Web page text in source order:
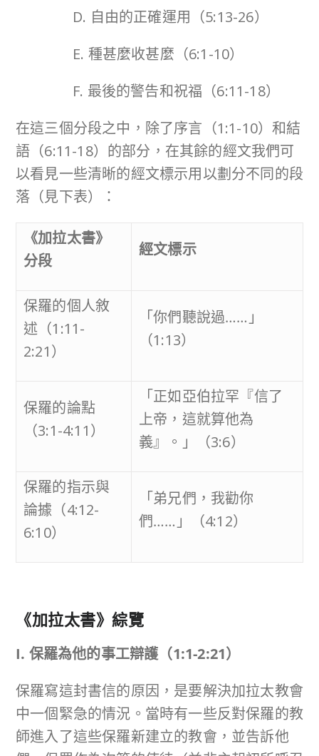
D. 自由的正確運用（5:13-26）
E. 種甚麼收甚麼（6:1-10）
F. 最後的警告和祝福（6:11-18）
在這三個分段之中，除了序言（1:1-10）和結
語（6:11-18）的部分，在其餘的經文我們可
以看見一些清晰的經文標示用以劃分不同的段
落（見下表）：
《加拉太書》
分段
經文標示
保羅的個人敘
述（1:11-
2:21）
「你們聽說過……」
（1:13）
保羅的論點
（3:1-4:11）
「正如亞伯拉罕『信了
上帝，這就算他為
義』。」（3:6）
保羅的指示與
論據（4:12-
6:10）
「弟兄們，我勸你
們……」（4:12）
《加拉太書》綜覽
I. 保羅為他的事工辯護（1:1-2:21）
保羅寫這封書信的原因，是要解決加拉太教會
中一個緊急的情況。當時有一些反對保羅的教
師進入了這些保羅新建立的教會，並告訴他